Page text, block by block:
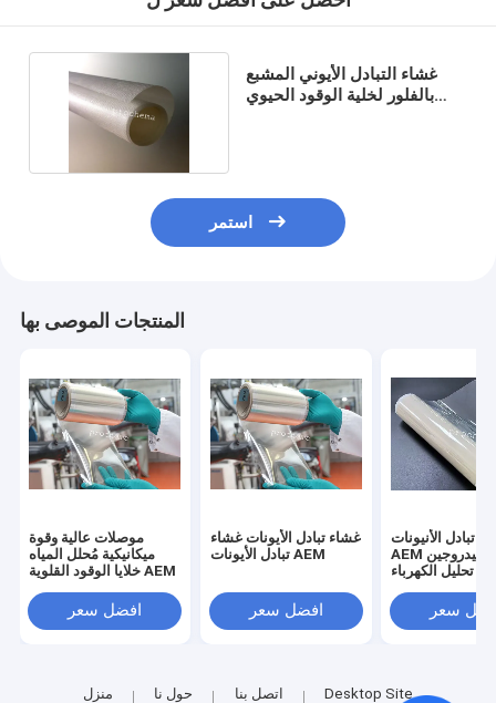
غشاء التبادل الأيوني المشبع
بالفلور لخلية الوقود الحيوي
استمر
المنتجات الموصى بها
موصلات عالية وقوة
ميكانيكية مُحلل المياه
خلايا الوقود القلوية AEM
افضل سعر
غشاء تبادل الأيونات غشاء
تبادل الأيونات AEM
افضل سعر
تبادل الأنيونات
AEM لإنتاج الهيدروجين
تحليل الكهرباء
سعر
منزل حول نا اتصل بنا Desktop Site